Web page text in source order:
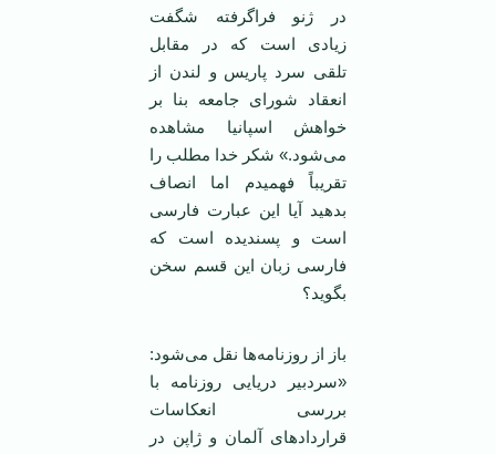
در ژنو فراگرفته شگفت
زیادی است که در مقابل
تلقی سرد پاریس و لندن از
انعقاد شورای جامعه بنا بر
خواهش اسپانیا مشاهده
می‌شود.» شکر خدا مطلب را
تقریباً فهمیدم اما انصاف
بدهید آیا این عبارت فارسی
است و پسندیده است که
فارسی زبان این قسم سخن
بگوید؟
باز از روزنامه‌ها نقل می‌شود:
«سردبیر دریایی روزنامه با
بررسی انعکاسات
قراردادهای آلمان و ژاپن در